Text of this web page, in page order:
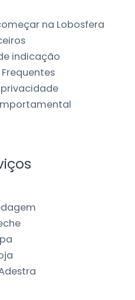
na Lobosfera
indicação